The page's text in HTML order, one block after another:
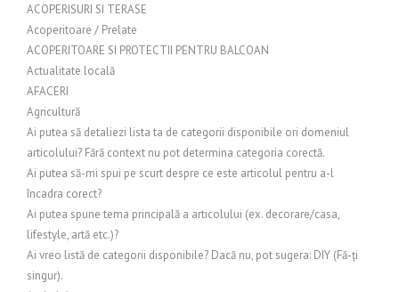
ACOPERISURI SI TERASE
Acoperitoare / Prelate
ACOPERITOARE SI PROTECTII PENTRU BALCOAN
Actualitate locală
AFACERI
Agricultură
Ai putea să detaliezi lista ta de categorii disponibile ori domeniul
articolului? Fără context nu pot determina categoria corectă.
Ai putea să-mi spui pe scurt despre ce este articolul pentru a-l
încadra corect?
Ai putea spune tema principală a articolului (ex. decorare/casa,
lifestyle, artă etc.)?
Ai vreo listă de categorii disponibile? Dacă nu, pot sugera: DIY (Fă-ți
singur).